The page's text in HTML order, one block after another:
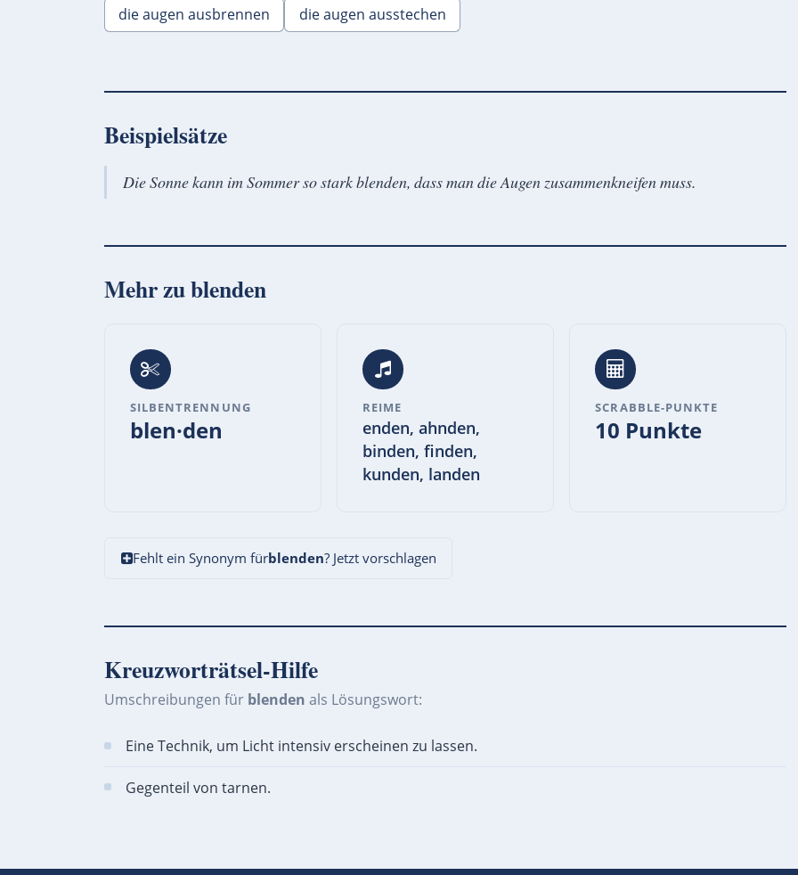
die augen ausbrennen
die augen ausstechen
Beispielsätze
Die Sonne kann im Sommer so stark blenden, dass man die Augen zusammenkneifen muss.
Mehr zublenden
SILBENTRENNUNG
blen·den
REIME
enden, ahnden,
binden, finden,
kunden, landen
SCRABBLE-PUNKTE
10 Punkte
Fehlt ein Synonym fürblenden? Jetzt vorschlagen
Kreuzworträtsel-Hilfe
Umschreibungen für blenden als Lösungswort:
Eine Technik, um Licht intensiv erscheinen zu lassen.
Gegenteil von tarnen.